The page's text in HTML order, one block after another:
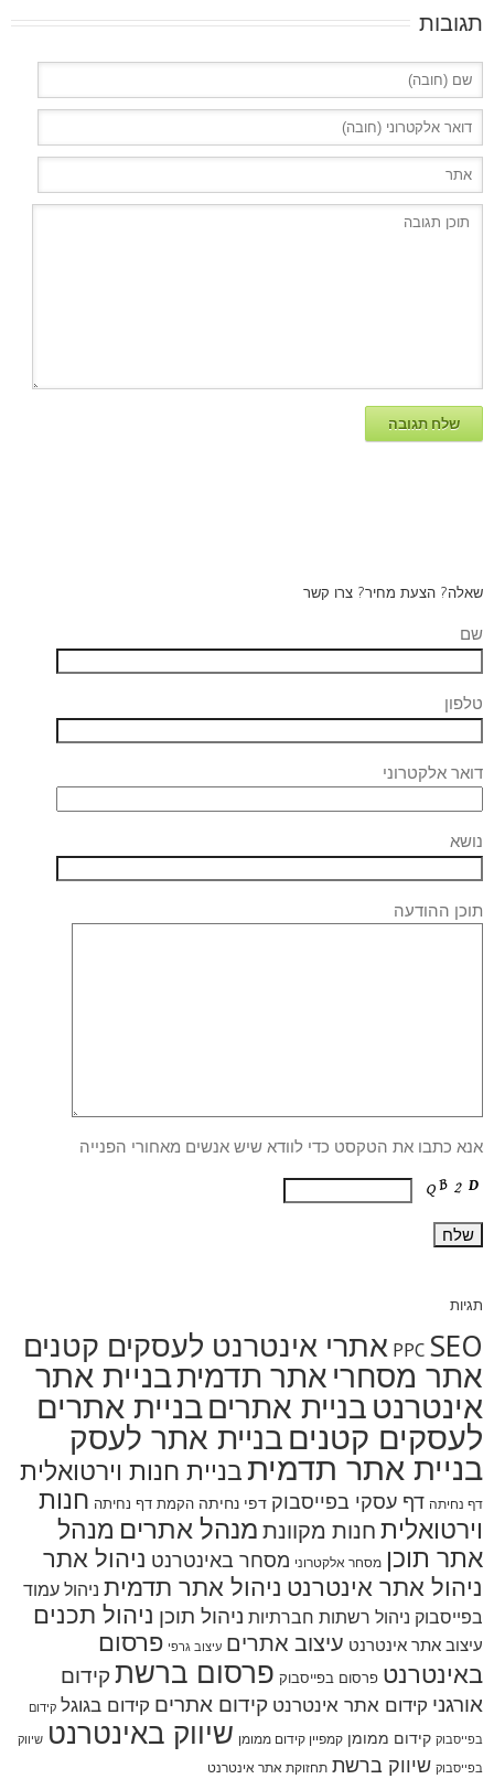
תגובות
שאלה? הצעת מחיר? צרו קשר
שם
טלפון
דואר אלקטרוני
נושא
תוכן ההודעה
אנא כתבו את הטקסט כדי לוודא שיש אנשים מאחורי הפנייה
תגיות
PPC SEO אתרי אינטרנט לעסקים קטנים
אתר מסחריאתר תדמיתבניית אתר
אינטרנטבניית אתריםבניית אתרים
לעסקים קטניםבניית אתר לעסק
בניית אתר תדמית בניית חנות וירטואלית
דף נחיתה דף עסקי בפייסבוק דפי נחיתה הקמת דף נחיתה חנות
וירטואלית חנות מקוונת מנהל אתרים מנהל
אתר תוכן מסחר אלקטרוני מסחר באינטרנט ניהול אתר
ניהול אתר אינטרנט ניהול אתר תדמית ניהול עמוד
בפייסבוק ניהול רשתות חברתיות ניהול תוכן ניהול תכנים
עיצוב אתר אינטרנט עיצוב אתרים עיצוב גרפי פרסום
באינטרנט פרסום בפייסבוק פרסום ברשת קידום
אורגני קידום אתר אינטרנט קידום אתרים קידום בגוגל קידום
בפייסבוק קידום ממומן קמפיין קידום ממומן שיווק באינטרנט שיווק
בפייסבוק שיווק ברשת תחזוקת אתר אינטרנט